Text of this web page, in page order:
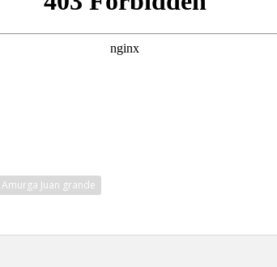
Juan grande